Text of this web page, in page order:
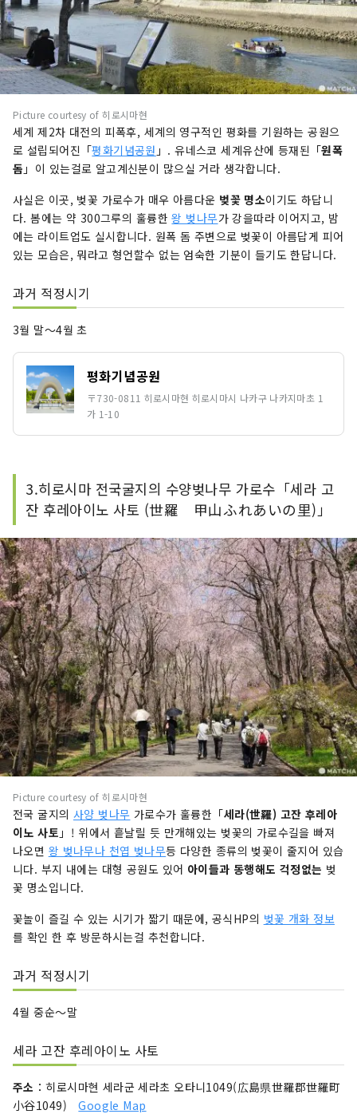
Picture courtesy of 히로시마현
세계 제2차 대전의 피폭후, 세계의 영구적인 평화를 기원하는 공원으
로 설립되어진「평화기념공원 」. 유네스코 세계유산에 등재된「원폭
돔 」이 있는걸로 알고계신분이 많으실 거라 생각합니다.
사실은 이곳, 벚꽃 가로수가 매우 아름다운 벚꽃 명소이기도 하답니
다. 봄에는 약 300그루의 훌륭한왕 벚나무가 강을따라 이어지고, 밤
에는 라이트업도 실시합니다. 원폭 돔 주변으로 벚꽃이 아름답게 피어
있는 모습은, 뭐라고 형언할수 없는 엄숙한 기분이 들기도 한답니다.
과거 적정시기
3월 말〜4월 초
평화기념공원
〒730-0811 히로시마현 히로시마시 나카구 나카지마초 1
가 1-10
3.히로시마 전국굴지의 수양벚나무 가로수「세라 고
잔 후레아이노 사토 (世羅 甲山ふれあいの里)」
Picture courtesy of 히로시마현
전국 굴지의 사양 벚나무 가로수가 훌륭한「세라(世羅) 고잔 후레아
이노 사토 」! 위에서 흩날릴 듯 만개해있는 벚꽃의 가로수길을 빠져
나오면 왕 벚나무나 천엽 벚나무등 다양한 종류의 벚꽃이 줄지어 있습
니다. 부지 내에는 대형 공원도 있어 아이들과 동행해도 걱정없는 벚
꽃 명소입니다.
꽃놀이 즐길 수 있는 시기가 짧기 때문에, 공식HP의 벚꽃 개화 정보
를 확인 한 후 방문하시는걸 추천합니다.
과거 적정시기
4월 중순〜말
세라 고잔 후레아이노 사토
주소 ：히로시마현 세라군 세라초 오타니1049(広島県世羅郡世羅町
小谷1049)Google Map